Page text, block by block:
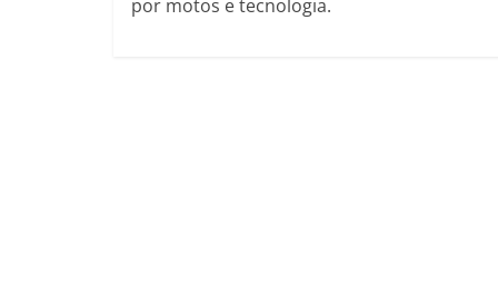
por motos e tecnologia.